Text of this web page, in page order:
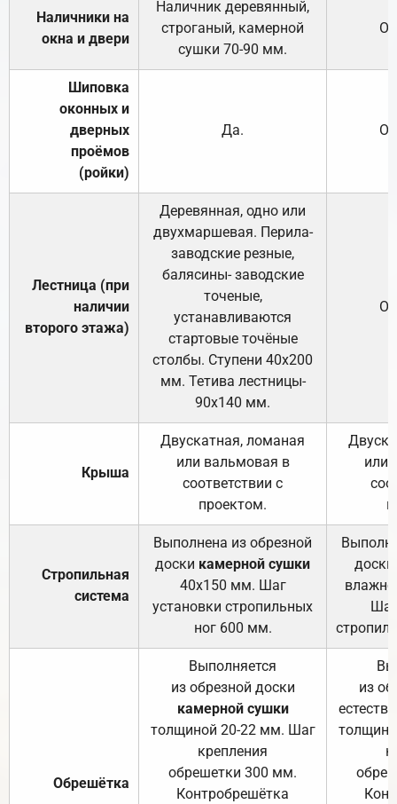
Наличники на
окна и двери
Наличник деревянный,
строганый, камерной
сушки 70-90 мм.
Шиповка
оконных и
дверных
проёмов
(ройки)
Да.
Лестница (при
наличии
второго этажа)
Деревянная, одно или
двухмаршевая. Перила-
заводские резные,
балясины- заводские
точеные,
устанавливаются
стартовые точёные
столбы. Ступени 40х200
мм. Тетива лестницы-
90х140 мм.
Крыша
Двускатная, ломаная
или вальмовая в
соответствии с
проектом.
или
Стропильная
система
Выполнена из обрезной
доски камерной сушки
40х150 мм. Шаг
установки стропильных
ног 600 мм.
доски
Обрешётка
Выполняется
из обрезной доски
камерной сушки
толщиной 20-22 мм. Шаг
крепления
обрешетки 300 мм.
Контробрешётка
из